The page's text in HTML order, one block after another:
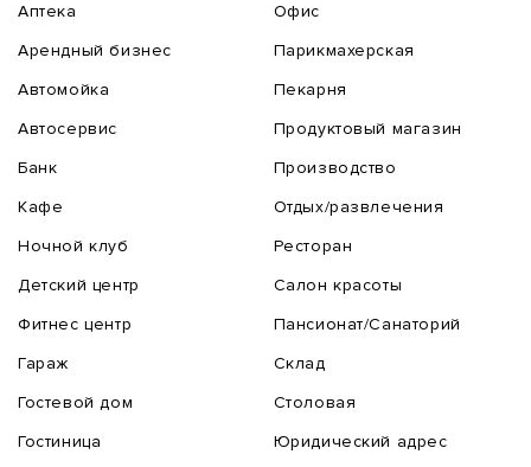
Аптека
Арендный бизнес
Автомойка
Автосервис
Банк
Кафе
Ночной клуб
Детский центр
Фитнес центр
Гараж
Гостевой дом
Гостиница
Офис
Парикмахерская
Пекарня
Продуктовый магазин
Производство
Отдых/развлечения
Ресторан
Салон красоты
Пансионат/Санаторий
Склад
Столовая
Юридический адрес